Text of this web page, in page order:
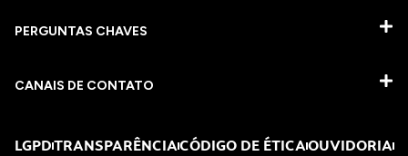
PERGUNTAS CHAVES​
CANAIS DE CONTATO
LGPDTRANSPARÊNCIACÓDIGO DE ÉTICAOUVIDORIA